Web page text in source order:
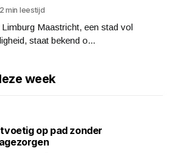
2 min leestijd
Maastricht, een stad vol
staat bekend o...
week
op pad zonder